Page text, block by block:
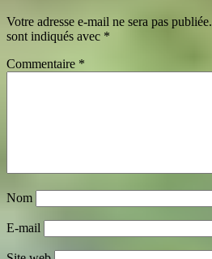
Votre adresse e-mail ne sera pas publiée.
sont indiqués avec *
Commentaire *
Nom
E-mail